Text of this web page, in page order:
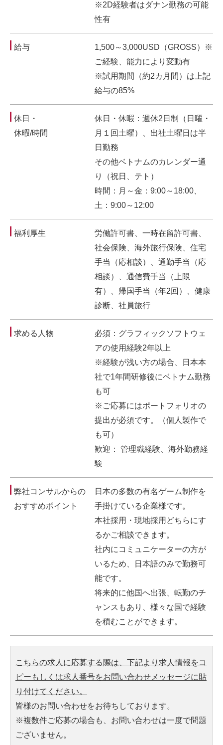
※2D経験者はダナン勤務の可能
性有
給与
1,500～3,000USD（GROSS）※
ご経験、能力により変動有
※試用期間（約2カ月間）は上記
給与の85%
休日・
休暇/時間
休日・休暇：週休2日制（日曜・
月１回土曜）、出社土曜日は半
日勤務
その他ベトナムのカレンダー通
り（祝日、テト）
時間：月～金：9:00～18:00、
土：9:00～12:00
福利厚生
労働許可書、一時在留許可書、
社会保険、海外旅行保険、住宅
手当（応相談）、通勤手当（応
相談）、通信費手当（上限
有）、帰国手当（年2回）、健康
診断、社員旅行
求める人物
必須：グラフィックソフトウェ
アの使用経験2年以上
※経験が浅い方の場合、日本本
社で1年間研修後にベトナム勤務
も可
※ご応募にはポートフォリオの
提出が必須です。（個人製作で
も可）
歓迎： 管理職経験、海外勤務経
験
弊社コンサルからの
おすすめポイント
日本の多数の有名ゲーム制作を
手掛けている企業様です。
本社採用・現地採用どちらにす
るかご相談できます。
社内にコミュニケーターの方が
いるため、日本語のみで勤務可
能です。
将来的に他国へ出張、転勤のチ
ャンスもあり、様々な国で経験
を積むことができます。
こちらの求人に応募する際は、下記より求人情報をコ
ピーもしくは求人番号をお問い合わせメッセージに貼
り付けてください。
皆様のお問い合わせをお待ちしております。
※複数件ご応募の場合も、お問い合わせは一度で問題
ございません。